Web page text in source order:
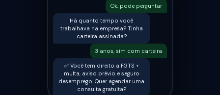
Ok, pode perguntar
Há quanto tempo você
trabalhava na empresa? Tinha
carteira assinada?
3 anos, sim com carteira
✅ Você tem direito a FGTS +
multa, aviso prévio e seguro
desemprego. Quer agendar uma
consulta gratuita?